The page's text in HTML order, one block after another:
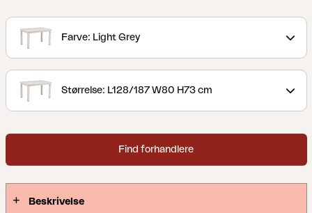
behov for det. Endnu en gang er skandinavisk
design, høj funktionalitet og generøse proportioner
Farve: Light Grey
Størrelse: L128/187 W80 H73 cm
Find forhandlere
Beskrivelse